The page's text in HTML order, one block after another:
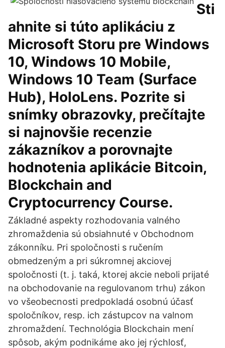
Sti
ahnite si túto aplikáciu z
Microsoft Storu pre Windows
10, Windows 10 Mobile,
Windows 10 Team (Surface
Hub), HoloLens. Pozrite si
snímky obrazovky, prečítajte
si najnovšie recenzie
zákazníkov a porovnajte
hodnotenia aplikácie Bitcoin,
Blockchain and
Cryptocurrency Course.
Základné aspekty rozhodovania valného
zhromaždenia sú obsiahnuté v Obchodnom
zákonníku. Pri spoločnosti s ručením
obmedzeným a pri súkromnej akciovej
spoločnosti (t. j. taká, ktorej akcie neboli prijaté
na obchodovanie na regulovanom trhu) zákon
vo všeobecnosti predpokladá osobnú účasť
spoločníkov, resp. ich zástupcov na valnom
zhromaždení. Technológia Blockchain mení
spôsob, akým podnikáme ako jej rýchlosť,